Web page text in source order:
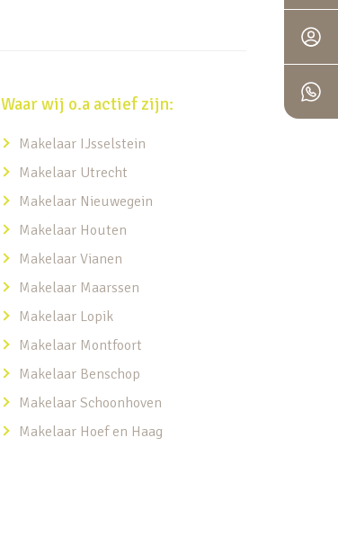
Waar wij o.a actief zijn:
Makelaar IJsselstein
Makelaar Utrecht
Makelaar Nieuwegein
Makelaar Houten
Makelaar Vianen
Makelaar Maarssen
Makelaar Lopik
Makelaar Montfoort
Makelaar Benschop
Makelaar Schoonhoven
Makelaar Hoef en Haag